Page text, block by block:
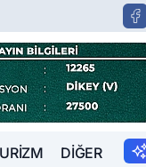
DIĞER